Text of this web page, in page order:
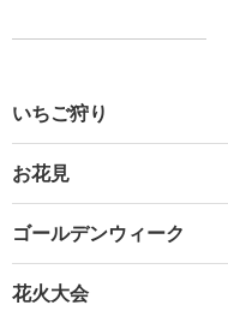
いちご狩り
お花見
ゴールデンウィーク
花火大会